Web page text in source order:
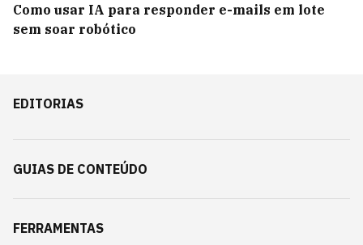
Como usar IA para responder e-mails em lote
sem soar robótico
EDITORIAS
GUIAS DE CONTEÚDO
FERRAMENTAS